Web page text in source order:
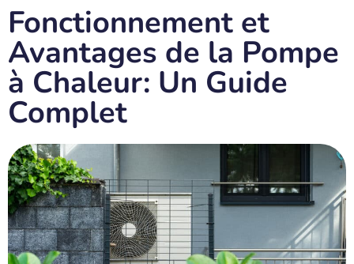
Fonctionnement et
Avantages de la Pompe
à Chaleur: Un Guide
Complet